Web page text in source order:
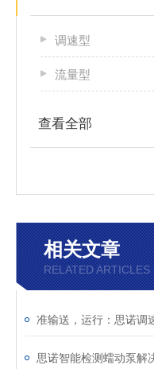
调速型
流量型
查看全部
相关文章
RELATED ARTICLES